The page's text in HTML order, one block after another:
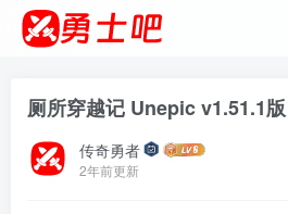
厕所穿越记 Unepic v1.51.1
传奇勇者
2年前更新